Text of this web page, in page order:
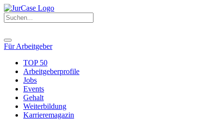
Für Arbeitgeber
TOP 50
Arbeitgeberprofile
Jobs
Events
Gehalt
Weiterbildung
Karrieremagazin